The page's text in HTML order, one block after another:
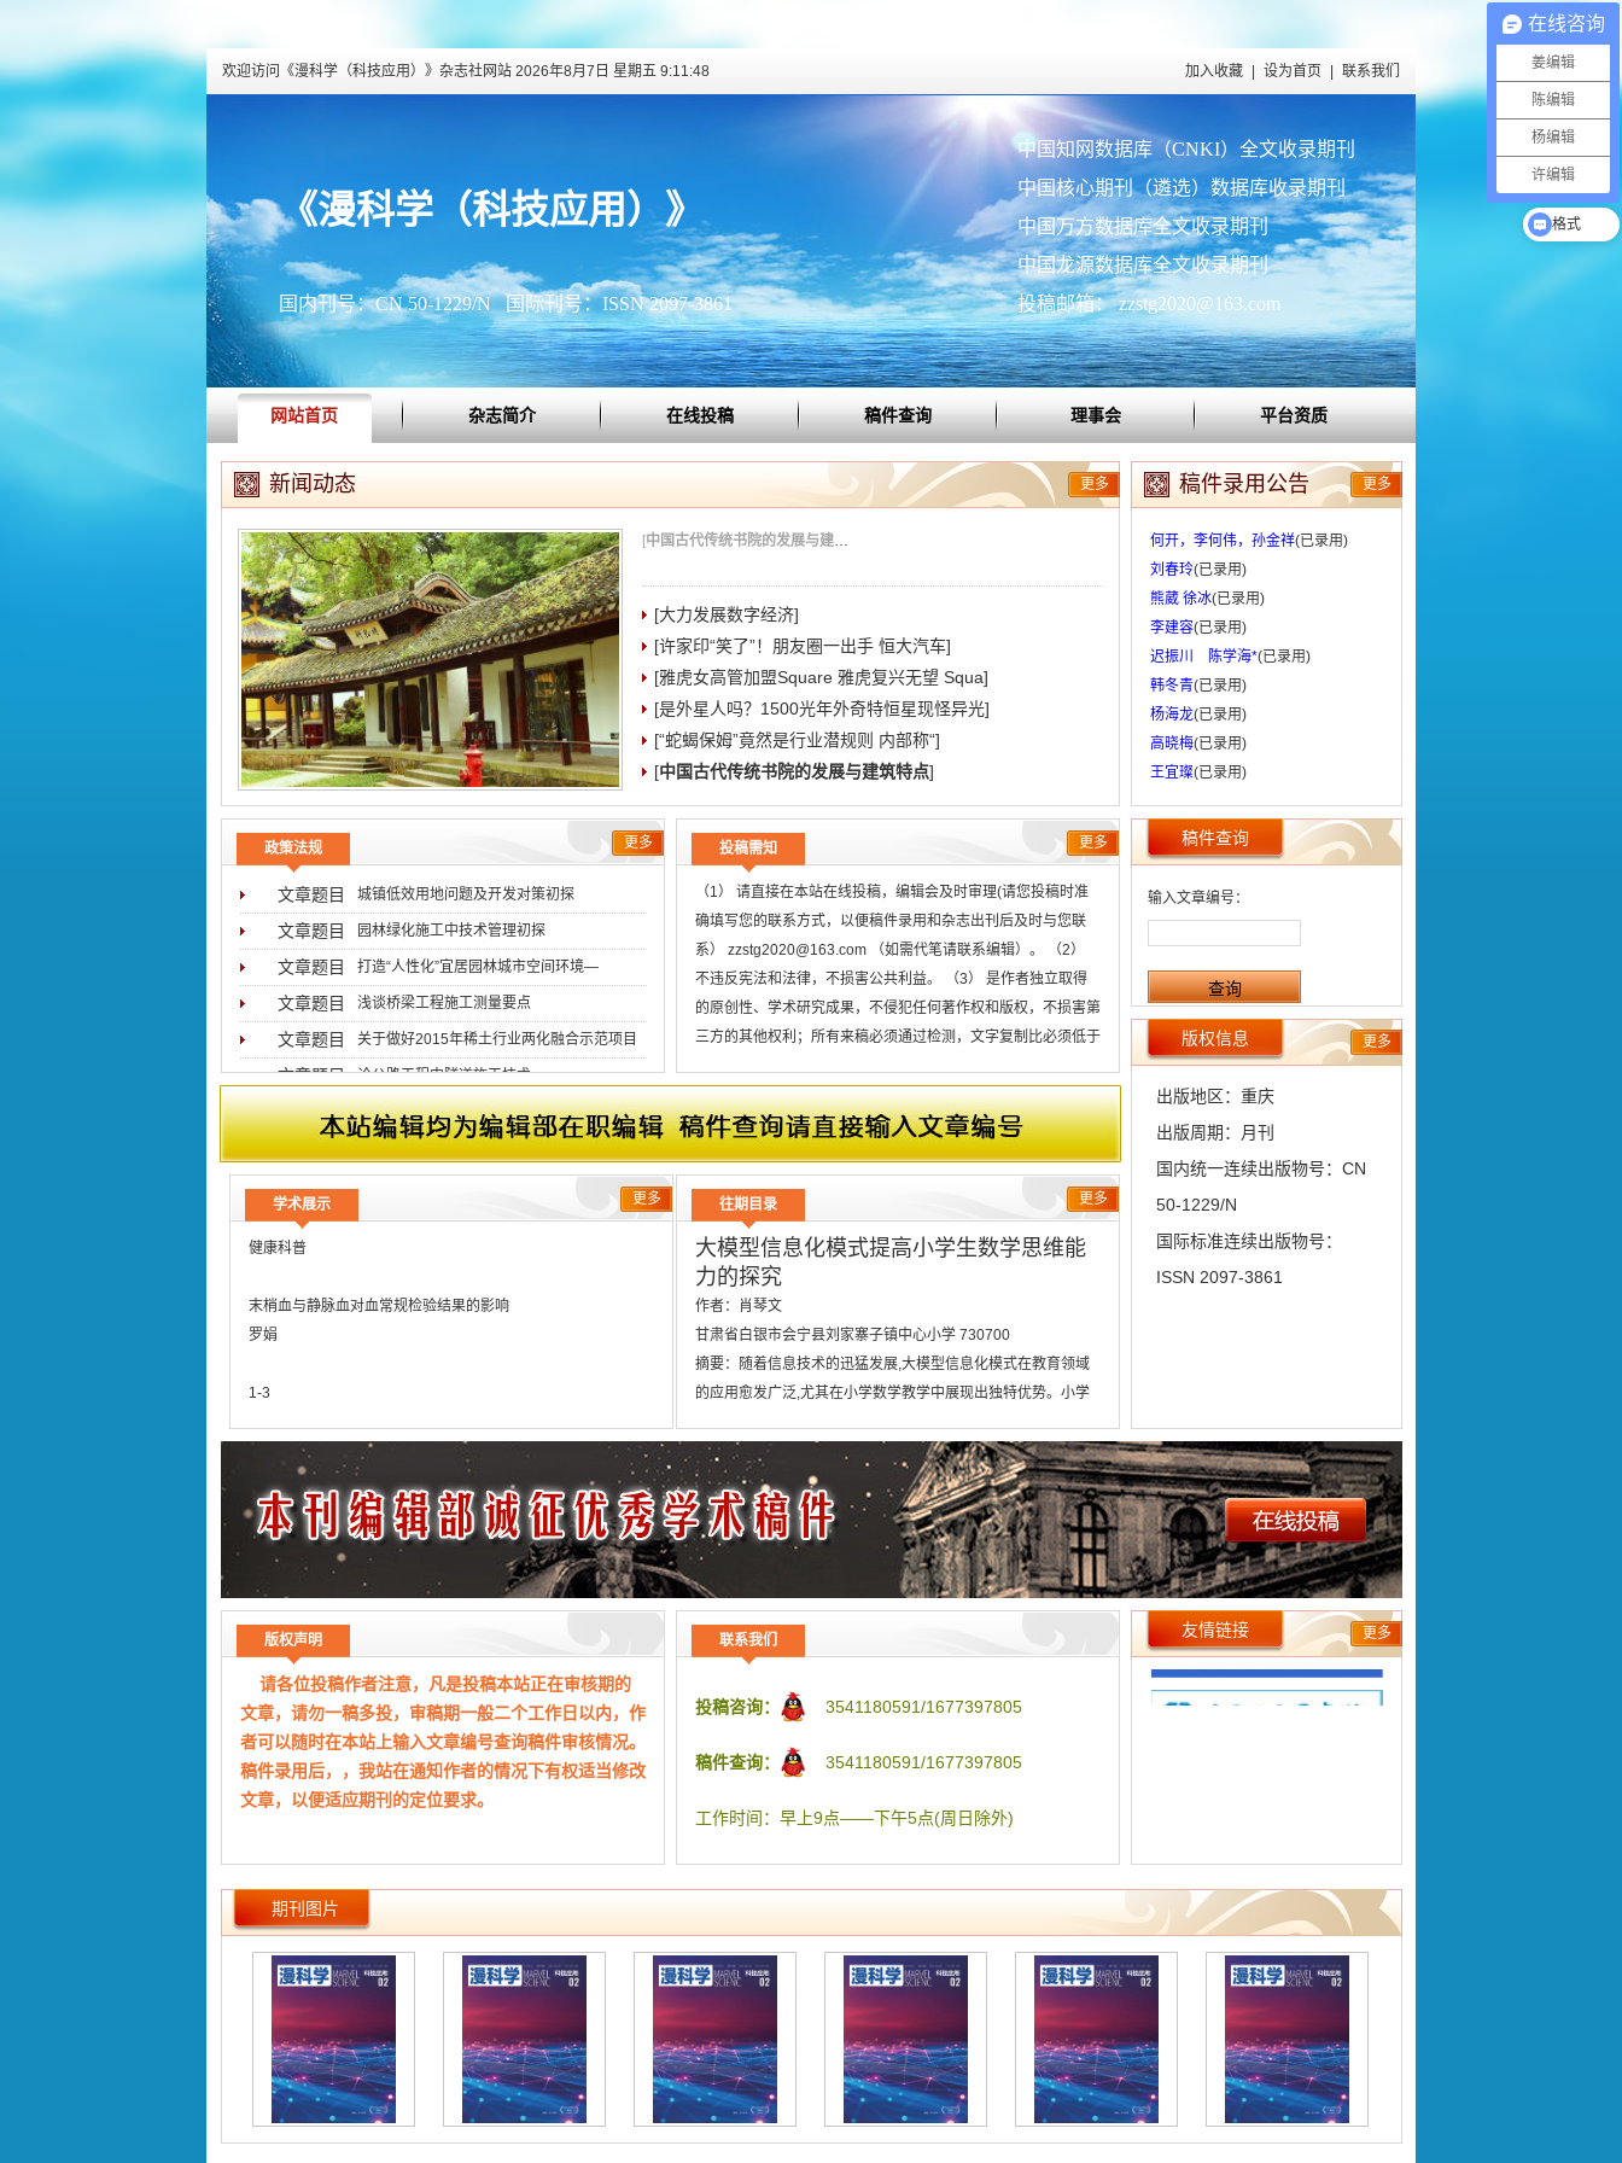
欢迎访问《漫科学（科技应用）》杂志社网站 2026年8月7日 星期五 9:11:49 加入收藏 设为首页 联系我们
《漫科学（科技应用）》
国内刊号：CN 50-1229/N 国际刊号：ISSN 2097-3861
中国知网数据库（CNKI）全文收录期刊
中国核心期刊（遴选）数据库收录期刊
中国万方数据库全文收录期刊
中国龙源数据库全文收录期刊
投稿邮箱： zzstg2020@163.com
网站首页 杂志简介 在线投稿 稿件查询 理事会 平台资质
新闻动态 更多
[中国古代传统书院的发展与建筑特点
[大力发展数字经济]
[许家印“笑了”！朋友圈一出手 恒大汽车]
[雅虎女高管加盟Square 雅虎复兴无望 Squa]
[是外星人吗？1500光年外奇特恒星现怪异光]
[“蛇蝎保姆”竟然是行业潜规则 内部称“]
[中国古代传统书院的发展与建筑特点]
稿件录用公告 更多
何开，李何伟，孙金祥(已录用)
刘春玲(已录用)
熊葳 徐冰(已录用)
李建容(已录用)
迟振川 陈学海*(已录用)
韩冬青(已录用)
杨海龙(已录用)
高晓梅(已录用)
王宜璨(已录用)
政策法规 更多
城镇低效用地问题及开发对策初探
文章题目
园林绿化施工中技术管理初探
文章题目
打造“人性化”宜居园林城市空间环境―
文章题目
浅谈桥梁工程施工测量要点
文章题目
关于做好2015年稀土行业两化融合示范项目
文章题目
论公路工程中隧道施工技术
文章题目
投标压价的分析及其对策
文章题目
普通外科手术患者医院感染与手术室护理
文章题目
投稿需知 更多
（1） 请直接在本站在线投稿，编辑会及时审理(请您投稿时准
确填写您的联系方式，以便稿件录用和杂志出刊后及时与您联
系） zzstg2020@163.com （如需代笔请联系编辑）。 （2）
不违反宪法和法律，不损害公共利益。 （3） 是作者独立取得
的原创性、学术研究成果，不侵犯任何著作权和版权，不损害第
三方的其他权利；所有来稿必须通过检测，文字复制比必须低于
往期目录 更多
大模型信息化模式提高小学生数学思维能
力的探究
作者：
肖琴文
甘肃省白银市会宁县刘家寨子镇中心小学 730700
摘要：
随着信息技术的迅猛发展,大模型信息化模式在教育领域
的应用愈发广泛,尤其在小学数学教学中展现出独特优势。小学
习至关重要。本研究旨在探讨利用大模型信息化模式如何有效提
升小学生的数学思维能力,通过引入互动式学习、个性化辅导和
即时反馈,激发学生的学习热情和独立思考能力,为提升基础教育
质量提供新的思路和实践依据。 摘要译文
《漫科学(科技应用)》 • 2025年02期 184-186，共3页
关键词：数学思维能力; 大模型信息化模式; 小学生
国土空间规划体系下的城市设计理论研究
贵州中水建设管理股份有限公司 550081
究成为推动城市建设高质量发展的重要支撑。国土空间规划不仅
旨在构建“多规合一”的现代化规划体系。在这一宏观框架下,城市
设计不再仅仅局限于城市物质空间的形态塑造,而是更加注重生
态、经济、社会、文化等多维度的协调发展,致力于打造具有地
域特色、宜居宜业、可持续发展的城市环境。 摘要译文
来源：《漫科学(科技应用)》 • 2025年02期 79-81，共3页
关键词：城市设计; 国土空间; 规划
学术展示 更多
健康科普
末梢血与静脉血对血常规检验结果的影响
罗娟
1-3
4-6
孕产妇保健服务在围产期的应用效果
高丽丽
7-9
对肥胖人群实施健康教育的措施与效果探讨
雷舒
10-12
实验研究
13-15
梁昌俊
16-18
建筑工程中钢筋混凝土工程施工关键技术分析
曹海宁
19-21
稿件查询
输入文章编号：
版权信息 更多
出版地区：重庆
出版周期：月刊
国内统一连续出版物号：CN
50-1229/N
国际标准连续出版物号：
ISSN 2097-3861
版权声明
请各位投稿作者注意，凡是投稿本站正在审核期的
文章，请勿一稿多投，审稿期一般二个工作日以内，作
者可以随时在本站上输入文章编号查询稿件审核情况。
稿件录用后，，我站在通知作者的情况下有权适当修改
文章，以便适应期刊的定位要求。
联系我们
投稿咨询： 3541180591/1677397805
稿件查询： 3541180591/1677397805
工作时间：早上9点——下午5点(周日除外)
友情链接 更多
期刊图片
在线咨询
姜编辑
陈编辑
杨编辑
许编辑
格式
出刊时间